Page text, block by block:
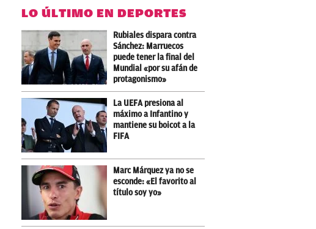
LO ÚLTIMO EN DEPORTES
Rubiales dispara contra
Sánchez: Marruecos
puede tener la final del
Mundial «por su afán de
protagonismo»
La UEFA presiona al
máximo a Infantino y
mantiene su boicot a la
FIFA
Marc Márquez ya no se
esconde: «El favorito al
título soy yo»